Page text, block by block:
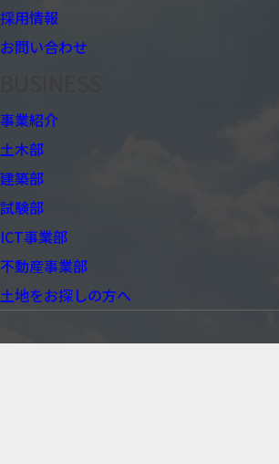
採用情報
お問い合わせ
事業紹介
土木部
建築部
試験部
ICT事業部
不動産事業部
土地をお探しの方へ